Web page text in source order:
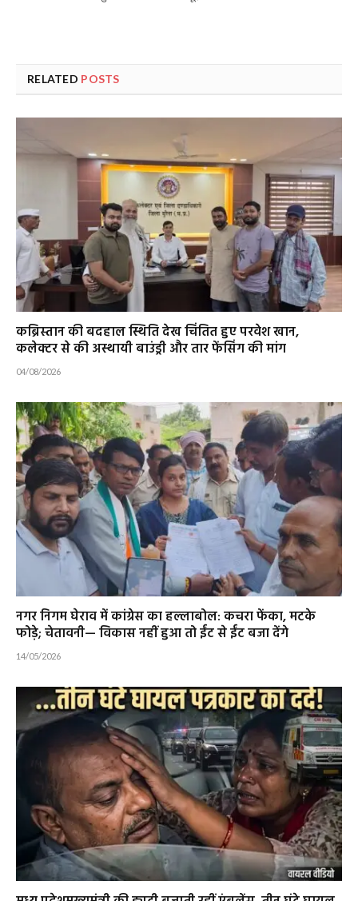
RELATED POSTS
कब्रिस्तान की बदहाल स्थिति देख चिंतित हुए परवेश खान,
कलेक्टर से की अस्थायी बाउंड्री और तार फेंसिंग की मांग
04/08/2026
नगर निगम घेराव में कांग्रेस का हल्लाबोल: कचरा फेंका, मटके
फोड़े; चेतावनी— विकास नहीं हुआ तो ईंट से ईंट बजा देंगे
14/05/2026